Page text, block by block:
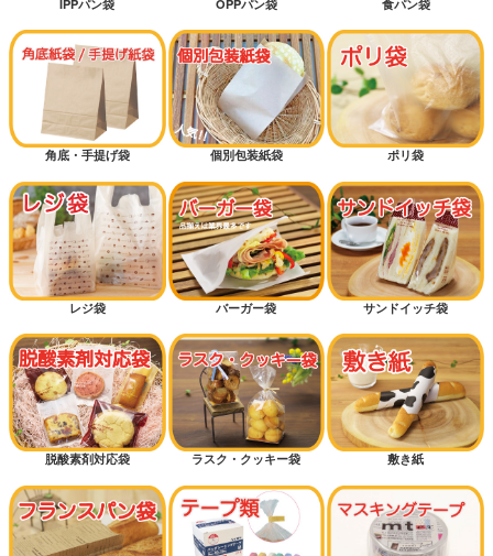
IPPパン袋 OPPパン袋 食パン袋
角底・手提げ袋 個別包装紙袋 ポリ袋
レジ袋 バーガー袋 サンドイッチ袋
脱酸素剤対応袋 ラスク・クッキー袋 敷き紙